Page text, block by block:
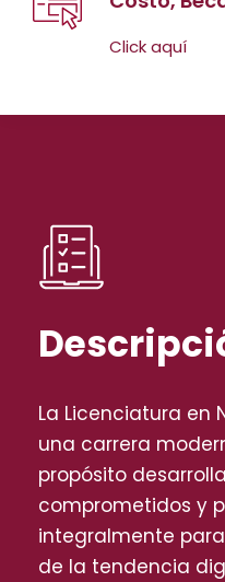
Click aquí
La Licenciatura en
una carrera
propósito
comprometidos y
integralmente
de la tendencia